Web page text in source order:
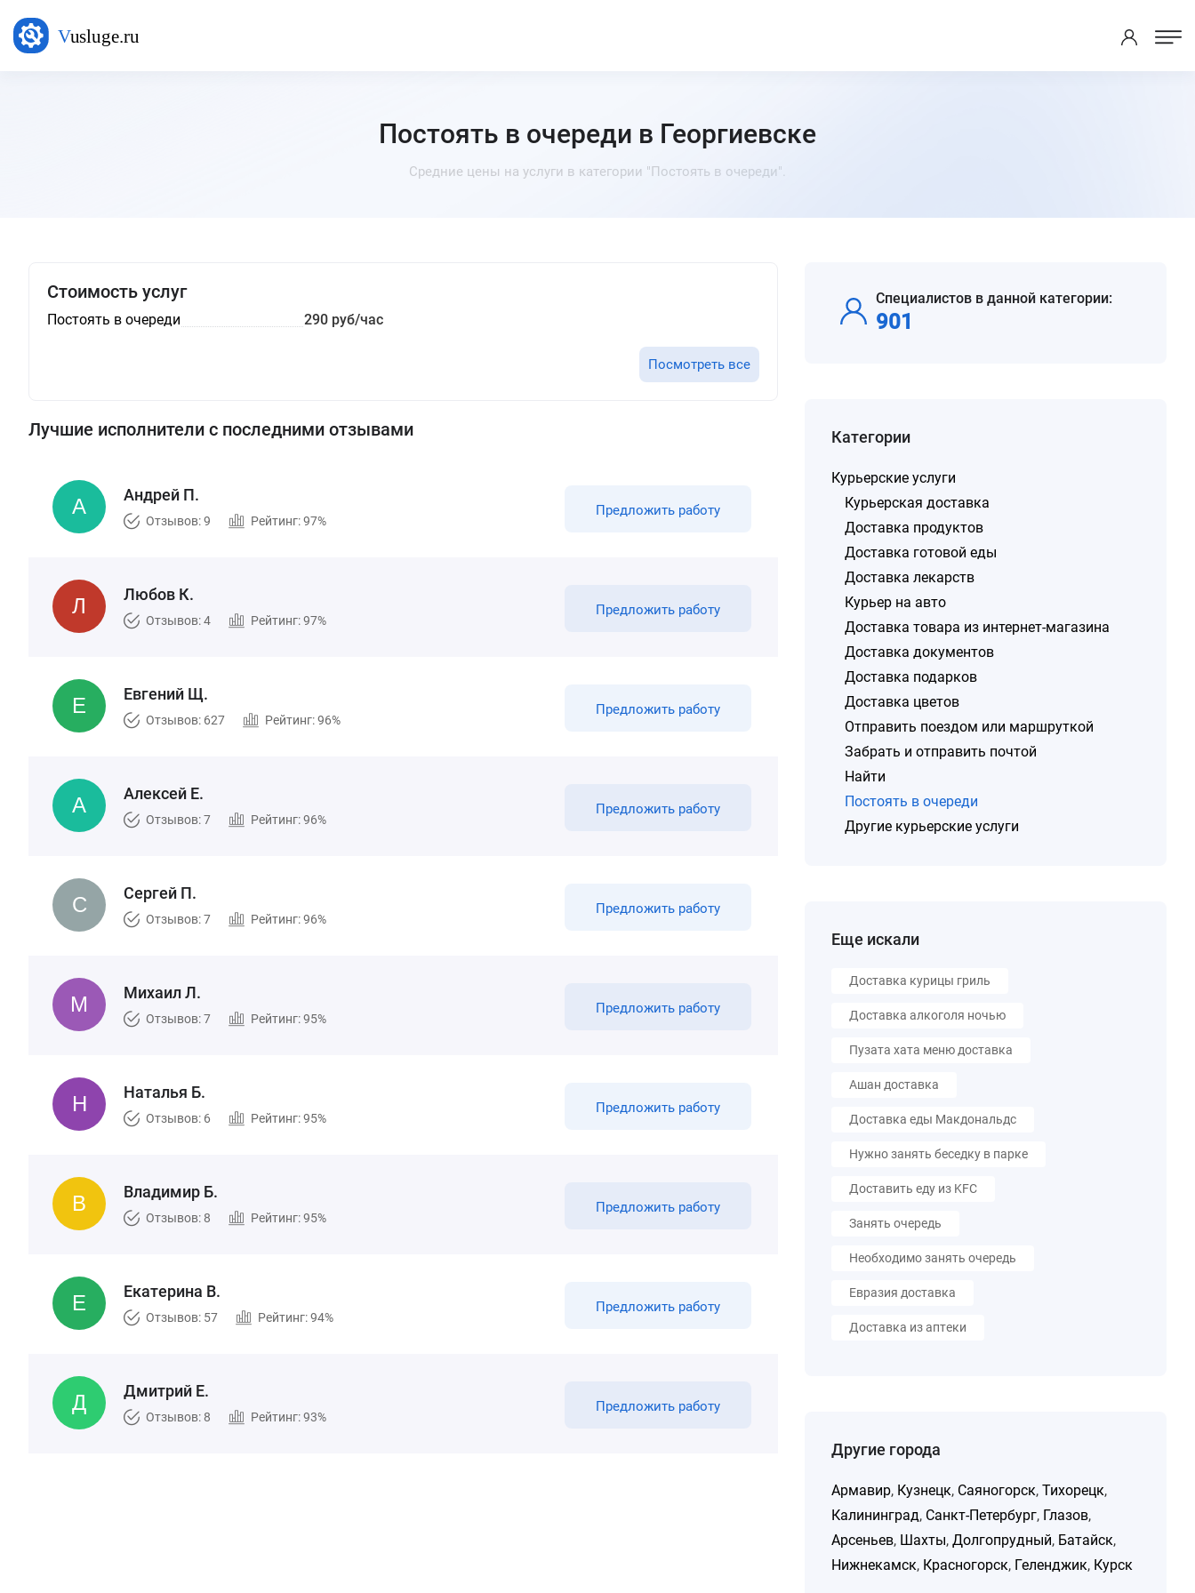
Постоять в очереди в Георгиевске
Средние цены на услуги в категории "Постоять в очереди".
Стоимость услуг
Постоять в очереди 290 руб/час
Посмотреть все
Лучшие исполнители с последними отзывами
Андрей П.
Отзывов: 9 Рейтинг: 97%
Предложить работу
Любов К.
Отзывов: 4 Рейтинг: 97%
Предложить работу
Евгений Щ.
Отзывов: 627 Рейтинг: 96%
Предложить работу
Алексей Е.
Отзывов: 7 Рейтинг: 96%
Предложить работу
Сергей П.
Отзывов: 7 Рейтинг: 96%
Предложить работу
Михаил Л.
Отзывов: 7 Рейтинг: 95%
Предложить работу
Наталья Б.
Отзывов: 6 Рейтинг: 95%
Предложить работу
Владимир Б.
Отзывов: 8 Рейтинг: 95%
Предложить работу
Екатерина В.
Отзывов: 57 Рейтинг: 94%
Предложить работу
Дмитрий Е.
Отзывов: 8 Рейтинг: 93%
Предложить работу
Специалистов в данной категории:
901
Категории
Курьерские услуги
Курьерская доставка
Доставка продуктов
Доставка готовой еды
Доставка лекарств
Курьер на авто
Доставка товара из интернет-магазина
Доставка документов
Доставка подарков
Доставка цветов
Отправить поездом или маршруткой
Забрать и отправить почтой
Найти
Постоять в очереди
Другие курьерские услуги
Еще искали
Доставка курицы гриль
Доставка алкоголя ночью
Пузата хата меню доставка
Ашан доставка
Доставка еды Макдональдс
Нужно занять беседку в парке
Доставить еду из KFC
Занять очередь
Необходимо занять очередь
Евразия доставка
Доставка из аптеки
Другие города
Армавир, Кузнецк, Саяногорск,Тихорецк,
Калининград, Санкт-Петербург, Глазов,
Арсеньев, Шахты,Долгопрудный, Батайск,
Нижнекамск, Красногорск, Геленджик, Курск